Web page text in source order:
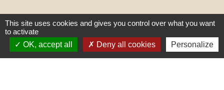
Liens
This site uses cookies and gives you control over what you want
to activate
OK, accept all
Deny all cookies Personalize